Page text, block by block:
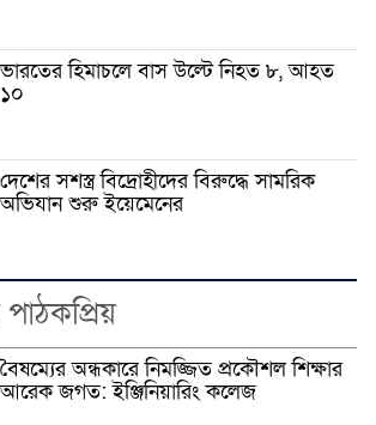
ভারতের হিমাচলে বাস উল্টে নিহত ৮, আহত
১০
দেশের সশস্ত্র বিদ্রোহীদের বিরুদ্ধে সামরিক
অভিযান শুরু ইয়েমেনের
বৈষম্যের অন্ধকারে নিমজ্জিত প্রকৌশল শিক্ষার
আরেক জগত: ইঞ্জিনিয়ারিং কলেজ